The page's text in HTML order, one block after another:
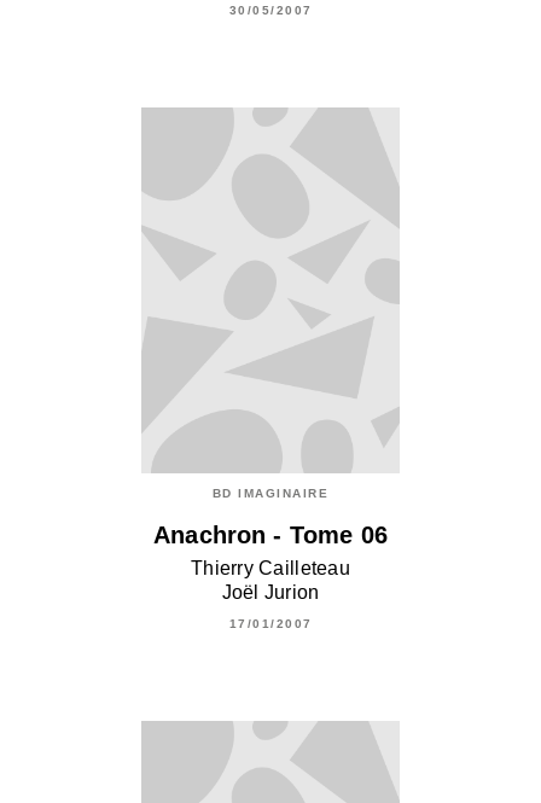
30/05/2007
BD IMAGINAIRE
Anachron - Tome 06
Thierry Cailleteau
Joël Jurion
17/01/2007